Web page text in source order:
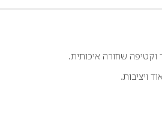
שחורה איכותית.
ויציבות.